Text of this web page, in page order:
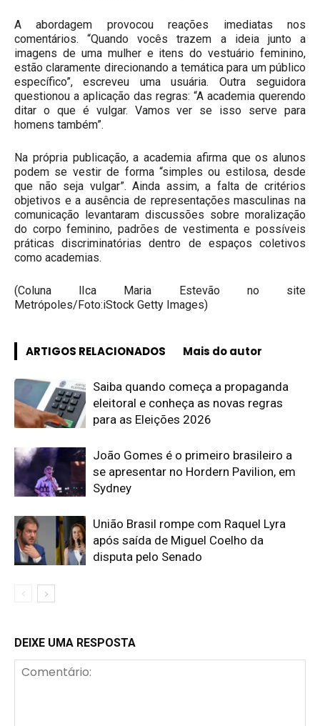
A abordagem provocou reações imediatas nos
comentários. “Quando vocês trazem a ideia junto a
imagens de uma mulher e itens do vestuário feminino,
estão claramente direcionando a temática para um público
específico”, escreveu uma usuária. Outra seguidora
questionou a aplicação das regras: “A academia querendo
ditar o que é vulgar. Vamos ver se isso serve para
homens também”.
Na própria publicação, a academia afirma que os alunos
podem se vestir de forma “simples ou estilosa, desde
que não seja vulgar”. Ainda assim, a falta de critérios
objetivos e a ausência de representações masculinas na
comunicação levantaram discussões sobre moralização
do corpo feminino, padrões de vestimenta e possíveis
práticas discriminatórias dentro de espaços coletivos
como academias.
(Coluna lIca Maria Estevão no site
Metrópoles/Foto:iStock Getty Images)
ARTIGOS RELACIONADOS Mais do autor
Saiba quando começa a propaganda
eleitoral e conheça as novas regras
para as Eleições 2026
João Gomes é o primeiro brasileiro a
se apresentar no Hordern Pavilion, em
Sydney
União Brasil rompe com Raquel Lyra
após saída de Miguel Coelho da
disputa pelo Senado
DEIXE UMA RESPOSTA